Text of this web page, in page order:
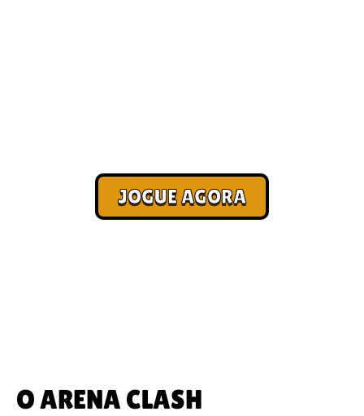
JOGUE AGORA
O ARENA CLASH